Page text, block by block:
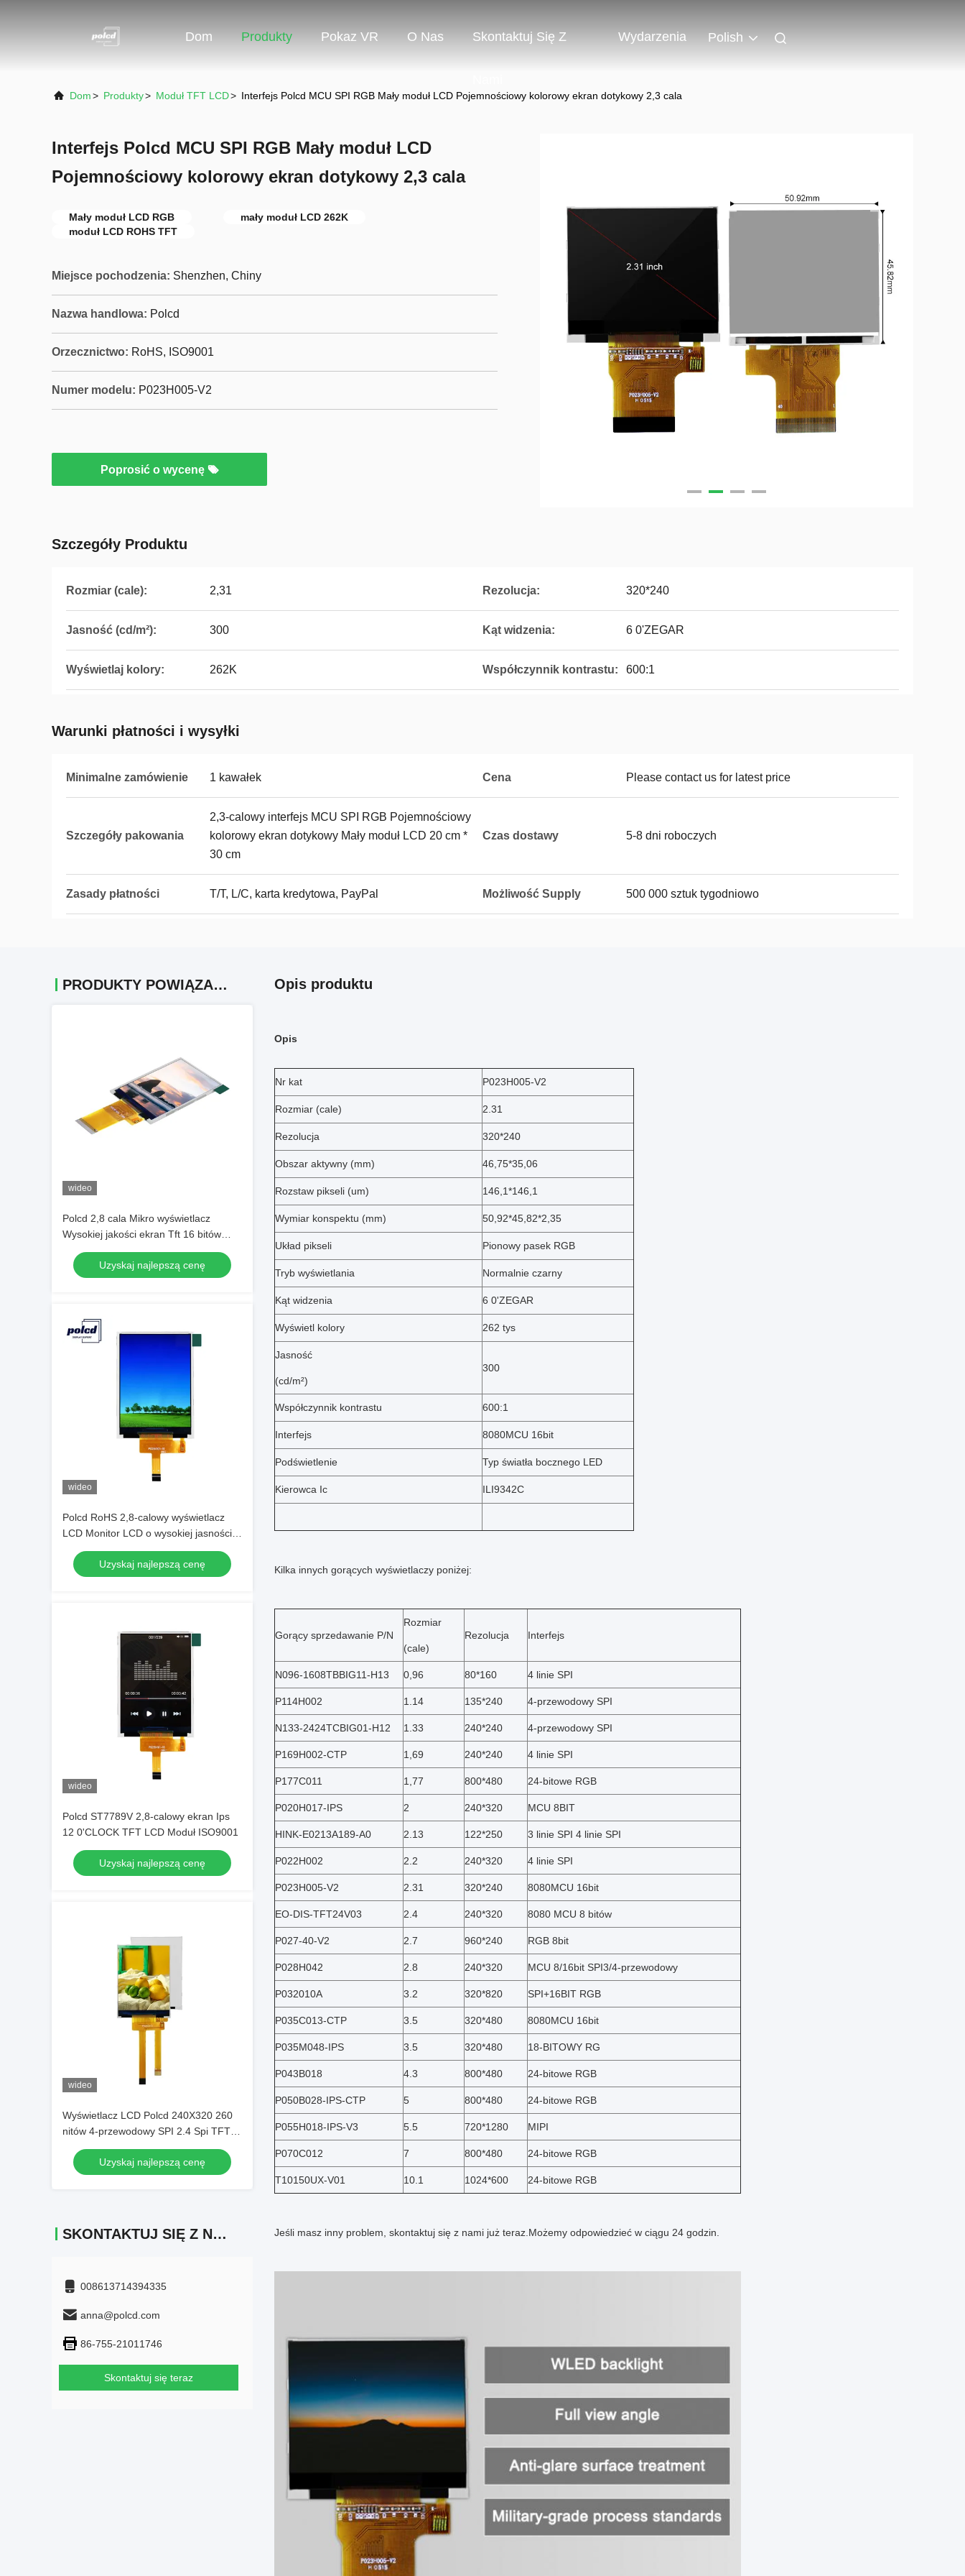
Dom Produkty Pokaz VR O Nas Skontaktuj Się Z Wydarzenia Polish
Dom> Produkty> Moduł TFT LCD> Interfejs Polcd MCU SPI RGB Mały moduł LCD Pojemnościowy kolorowy ekran dotykowy 2,3 cala
Interfejs Polcd MCU SPI RGB Mały moduł LCD
Pojemnościowy kolorowy ekran dotykowy 2,3 cala
Mały moduł LCD RGB
mały moduł LCD 262K
moduł LCD ROHS TFT
Miejsce pochodzenia: Shenzhen, Chiny
Nazwa handlowa: Polcd
Orzecznictwo: RoHS, ISO9001
Numer modelu: P023H005-V2
Poprosić o wycenę
Szczegóły Produktu
Rozmiar (cale): 2,31 Rezolucja: 320*240
Jasność (cd/m²): 300 Kąt widzenia: 6 0'ZEGAR
Wyświetlaj kolory: 262K Współczynnik kontrastu: 600:1
Warunki płatności i wysyłki
Minimalne zamówienie 1 kawałek Cena Please contact us for latest price
Szczegóły pakowania
2,3-calowy interfejs MCU SPI RGB Pojemnościowy
kolorowy ekran dotykowy Mały moduł LCD 20 cm *
30 cm
Czas dostawy 5-8 dni roboczych
Zasady płatności T/T, L/C, karta kredytowa, PayPal Możliwość Supply 500 000 sztuk tygodniowo
PRODUKTY POWIĄZANE
wideo
Polcd 2,8 cala Mikro wyświetlacz
Wysokiej jakości ekran Tft 16 bitów
MCU SPI Interface Smart LCD Module
Uzyskaj najlepszą cenę
wideo
Polcd RoHS 2,8-calowy wyświetlacz
LCD Monitor LCD o wysokiej jasności
300cd/M
Uzyskaj najlepszą cenę
wideo
Polcd ST7789V 2,8-calowy ekran Ips
12 0'CLOCK TFT LCD Moduł ISO9001
Uzyskaj najlepszą cenę
wideo
Wyświetlacz LCD Polcd 240X320 260
nitów 4-przewodowy SPI 2.4 Spi TFT
LCD
Uzyskaj najlepszą cenę
SKONTAKTUJ SIĘ Z NAMI
008613714394335
anna@polcd.com
86-755-21011746
Skontaktuj się teraz
Opis produktu
Opis
Nr kat P023H005-V2
Rozmiar (cale) 2.31
Rezolucja 320*240
Obszar aktywny (mm) 46,75*35,06
Rozstaw pikseli (um) 146,1*146,1
Wymiar konspektu (mm) 50,92*45,82*2,35
Układ pikseli Pionowy pasek RGB
Tryb wyświetlania Normalnie czarny
Kąt widzenia 6 0'ZEGAR
Wyświetl kolory 262 tys
Jasność
(cd/m²)
300
Współczynnik kontrastu 600:1
Interfejs 8080MCU 16bit
Podświetlenie Typ światła bocznego LED
Kierowca Ic ILI9342C
Kilka innych gorących wyświetlaczy poniżej:
Gorący sprzedawanie P/N
Rozmiar
(cale)
Rezolucja Interfejs
N096-1608TBBIG11-H13 0,96 80*160 4 linie SPI
P114H002 1.14 135*240 4-przewodowy SPI
N133-2424TCBIG01-H12 1.33 240*240 4-przewodowy SPI
P169H002-CTP 1,69 240*240 4 linie SPI
P177C011 1,77 800*480 24-bitowe RGB
P020H017-IPS 2 240*320 MCU 8BIT
HINK-E0213A189-A0 2.13 122*250 3 linie SPI 4 linie SPI
P022H002 2.2 240*320 4 linie SPI
P023H005-V2 2.31 320*240 8080MCU 16bit
EO-DIS-TFT24V03 2.4 240*320 8080 MCU 8 bitów
P027-40-V2 2.7 960*240 RGB 8bit
P028H042 2.8 240*320 MCU 8/16bit SPI3/4-przewodowy
P032010A 3.2 320*820 SPI+16BIT RGB
P035C013-CTP 3.5 320*480 8080MCU 16bit
P035M048-IPS 3.5 320*480 18-BITOWY RG
P043B018 4.3 800*480 24-bitowe RGB
P050B028-IPS-CTP 5 800*480 24-bitowe RGB
P055H018-IPS-V3 5.5 720*1280 MIPI
P070C012 7 800*480 24-bitowe RGB
T10150UX-V01 10.1 1024*600 24-bitowe RGB
Jeśli masz inny problem, skontaktuj się z nami już teraz.Możemy odpowiedzieć w ciągu 24 godzin.